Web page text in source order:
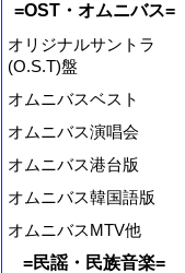
=OST・オムニバス=
オリジナルサントラ
(O.S.T)盤
オムニバスベスト
オムニバス演唱会
オムニバス港台版
オムニバス韓国語版
オムニバスMTV他
=民謡・民族音楽=